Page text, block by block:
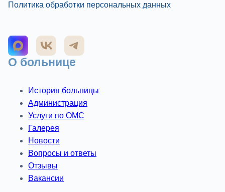
Политика обработки персональных данных
О больнице
История больницы
Администрация
Услуги по ОМС
Галерея
Новости
Вопросы и ответы
Отзывы
Вакансии